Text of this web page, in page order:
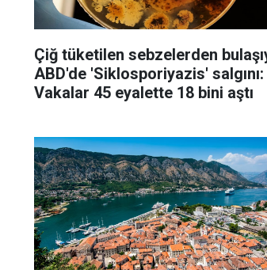
Çiğ tüketilen sebzelerden
ABD'de 'Siklosporiyazis' salgını:
Vakalar 45 eyalette 18 bini aştı